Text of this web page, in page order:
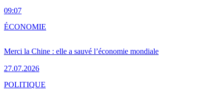
09:07
Merci la Chine : elle a sauvé l’économie mondiale
27.07.2026
ÉCONOMIE
POLITIQUE